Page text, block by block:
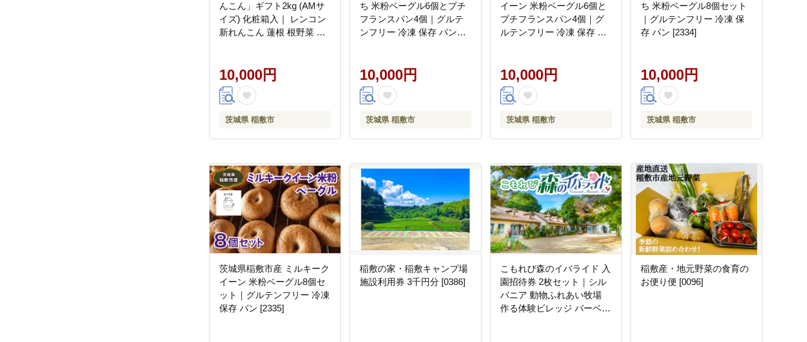
んこん」ギフト2kg (AMサ
イズ) 化粧箱入｜ レンコン
新れんこん 蓮根 根野菜 浮
10,000円
茨城県 稲敷市
ち 米粉ベーグル6個とプチ
フランスパン4個｜グルテ
ンフリー 冷凍 保存 パン
10,000円
茨城県 稲敷市
イーン 米粉ベーグル6個と
プチフランスパン4個｜グ
ルテンフリー 冷凍 保存 パ
10,000円
茨城県 稲敷市
ち 米粉ベーグル8個セット
｜グルテンフリー 冷凍 保
存 パン [2334]
10,000円
茨城県 稲敷市
茨城県稲敷市産 ミルキーク
イーン 米粉ベーグル8個セ
ット｜グルテンフリー 冷凍
保存 パン [2335]
稲敷の家・稲敷キャンプ場
施設利用券 3千円分 [0386]
こもれび森のイバライド 入
園招待券 2枚セット｜シル
バニア 動物ふれあい牧場
作る体験ビレッジ バーベキ
稲敷産・地元野菜の食育の
お便り便 [0096]